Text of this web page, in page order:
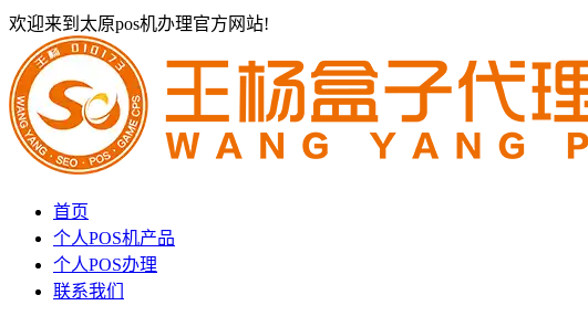
欢迎来到太原pos机办理官方网站!
首页
个人POS机产品
个人POS办理
联系我们